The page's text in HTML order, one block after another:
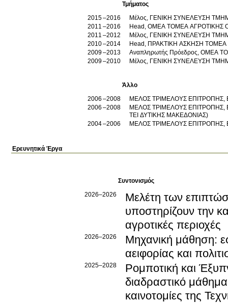
Τμήματος
2015
2016
Μέλος, ΓΕΝΙΚΗ ΣΥΝΕΛΕΥΣΗ
2011
2016
Head, ΟΜΕΑ ΤΟΜΕΑ ΑΓΡΟΤΙΚΗΣ
2011
2012
Μέλος, ΓΕΝΙΚΗ ΣΥΝΕΛΕΥΣΗ
2010
2014
Head, ΠΡΑΚΤΙΚΗ ΑΣΚΗΣΗ
2009
2013
Αναπληρωτής Πρόεδρος, ΟΜΕΑ
2009
2010 Μέλος, ΓΕΝΙΚΗ ΣΥΝΕΛΕΥΣΗ
Άλλο
2006
2008
ΜΕΛΟΣ ΤΡΙΜΕΛΟΥΣ ΕΠΙΤΡΟΠΗΣ,
2006
2008
ΜΕΛΟΣ ΤΡΙΜΕΛΟΥΣ
ΤΕΙ ΔΥΤΙΚΗΣ ΜΑΚΕΔΟΝΙΑΣ)
2004
2006 ΜΕΛΟΣ ΤΡΙΜΕΛΟΥΣ ΕΠΙΤΡΟΠΗΣ,
Ερευνητικά Έργα
Συντονισμός
2026–2026
Μελέτη των
υποστηρίζουν την
αγροτικές περιοχές
2026–2026
Μηχανική μάθηση:
αειφορίας και
2025–2028
Ρομποτική και
διαδραστικό μάθημα
καινοτομίες της